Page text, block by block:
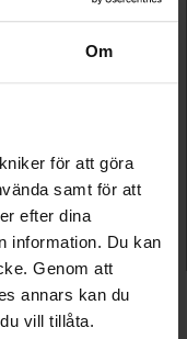
Om
för att göra
samt för att
efter dina
information. Du kan
Genom att
annars kan du
vill tillåta.
FÖR MESHKORG